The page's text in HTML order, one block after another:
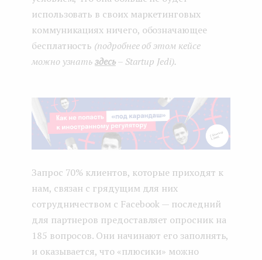
использовать в своих маркетинговых
коммуникациях ничего, обозначающее
бесплатность (подробнее об этом кейсе
можно узнатьздесь– Startup Jedi).
Запрос 70% клиентов, которые приходят к
нам, связан с грядущим для них
сотрудничеством с Facebook — последний
для партнеров предоставляет опросник на
185 вопросов. Они начинают его заполнять,
и оказывается, что «плюсики» можно